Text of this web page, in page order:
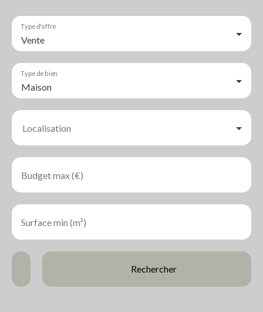
Vente
Type d'offre
Maison
Type de bien
Localisation
Budget max (€)
Surface min (m²)
Rechercher